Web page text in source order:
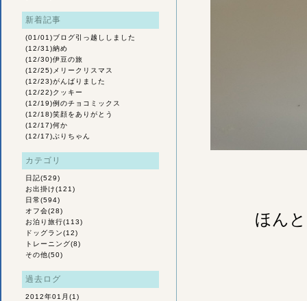
新着記事
(01/01)ブログ引っ越ししました
(12/31)納め
(12/30)伊豆の旅
(12/25) メリークリスマス
(12/23)がんばりました
(12/22)クッキー
(12/19)例のチョコミックス
(12/18)笑顔をありがとう
(12/17)何か
(12/17) ぶりちゃん
カテゴリ
日記(529)
お出掛け(121)
日常(594)
オフ会(28)
お泊り旅行(113)
ドッグラン(12)
トレーニング(8)
その他(50)
過去ログ
2012年01月 (1)
ほん